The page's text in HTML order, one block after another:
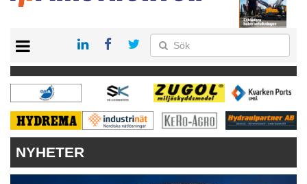
KONTAKT
VÅRA ANDRA MAGASIN
PRENUMERERA
ANNONSERA
NYHETER